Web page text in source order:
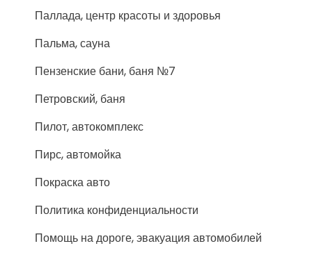
Паллада, центр красоты и здоровья
Пальма, сауна
Пензенские бани, баня №7
Петровский, баня
Пилот, автокомплекс
Пирс, автомойка
Покраска авто
Политика конфиденциальности
Помощь на дороге, эвакуация автомобилей